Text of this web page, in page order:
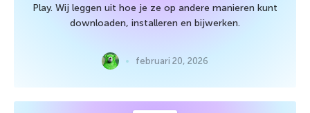
Play. Wij leggen uit hoe je ze op andere manieren kunt
downloaden, installeren en bijwerken.
februari 20, 2026